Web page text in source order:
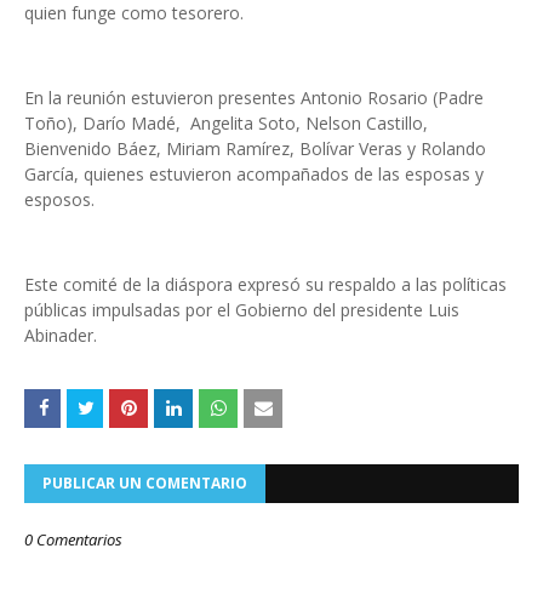
quien funge como tesorero.
En la reunión estuvieron presentes Antonio Rosario (Padre
Toño), Darío Madé, Angelita Soto, Nelson Castillo,
Bienvenido Báez, Miriam Ramírez, Bolívar Veras y Rolando
García, quienes estuvieron acompañados de las esposas y
esposos.
Este comité de la diáspora expresó su respaldo a las políticas
públicas impulsadas por el Gobierno del presidente Luis
Abinader.
PUBLICAR UN COMENTARIO
0 Comentarios